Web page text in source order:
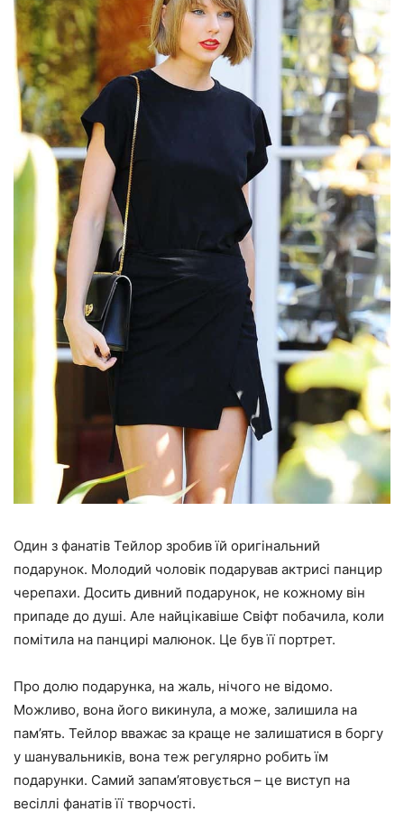
Один з фанатів Тейлор зробив їй оригінальний
подарунок. Молодий чоловік подарував актрисі панцир
черепахи. Досить дивний подарунок, не кожному він
припаде до душі. Але найцікавіше Свіфт побачила, коли
помітила на панцирі малюнок. Це був її портрет.
Про долю подарунка, на жаль, нічого не відомо.
Можливо, вона його викинула, а може, залишила на
пам’ять. Тейлор вважає за краще не залишатися в боргу
у шанувальників, вона теж регулярно робить їм
подарунки. Самий запам’ятовується – це виступ на
весіллі фанатів її творчості.